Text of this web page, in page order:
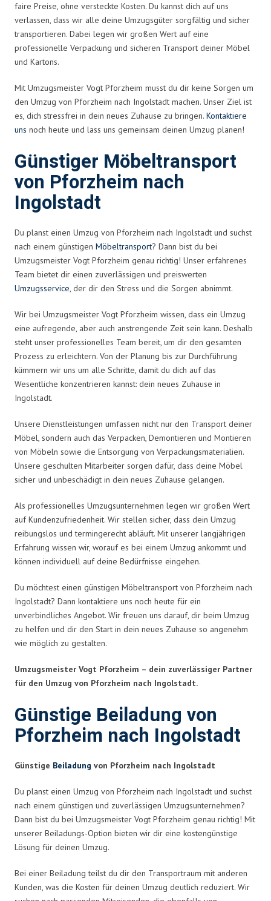
faire Preise, ohne versteckte Kosten. Du kannst dich auf uns
verlassen, dass wir alle deine Umzugsgüter sorgfältig und sicher
transportieren. Dabei legen wir großen Wert auf eine
professionelle Verpackung und sicheren Transport deiner Möbel
und Kartons.
Mit Umzugsmeister Vogt Pforzheim musst du dir keine Sorgen um
den Umzug von Pforzheim nach Ingolstadt machen. Unser Ziel ist
es, dich stressfrei in dein neues Zuhause zu bringen. Kontaktiere
uns noch heute und lass uns gemeinsam deinen Umzug planen!
Günstiger Möbeltransport
von Pforzheim nach
Ingolstadt
Du planst einen Umzug von Pforzheim nach Ingolstadt und suchst
nach einem günstigen Möbeltransport? Dann bist du bei
Umzugsmeister Vogt Pforzheim genau richtig! Unser erfahrenes
Team bietet dir einen zuverlässigen und preiswerten
Umzugsservice, der dir den Stress und die Sorgen abnimmt.
Wir bei Umzugsmeister Vogt Pforzheim wissen, dass ein Umzug
eine aufregende, aber auch anstrengende Zeit sein kann. Deshalb
steht unser professionelles Team bereit, um dir den gesamten
Prozess zu erleichtern. Von der Planung bis zur Durchführung
kümmern wir uns um alle Schritte, damit du dich auf das
Wesentliche konzentrieren kannst: dein neues Zuhause in
Ingolstadt.
Unsere Dienstleistungen umfassen nicht nur den Transport deiner
Möbel, sondern auch das Verpacken, Demontieren und Montieren
von Möbeln sowie die Entsorgung von Verpackungsmaterialien.
Unsere geschulten Mitarbeiter sorgen dafür, dass deine Möbel
sicher und unbeschädigt in dein neues Zuhause gelangen.
Als professionelles Umzugsunternehmen legen wir großen Wert
auf Kundenzufriedenheit. Wir stellen sicher, dass dein Umzug
reibungslos und termingerecht abläuft. Mit unserer langjährigen
Erfahrung wissen wir, worauf es bei einem Umzug ankommt und
können individuell auf deine Bedürfnisse eingehen.
Du möchtest einen günstigen Möbeltransport von Pforzheim nach
Ingolstadt? Dann kontaktiere uns noch heute für ein
unverbindliches Angebot. Wir freuen uns darauf, dir beim Umzug
zu helfen und dir den Start in dein neues Zuhause so angenehm
wie möglich zu gestalten.
Umzugsmeister Vogt Pforzheim – dein zuverlässiger Partner
für den Umzug von Pforzheim nach Ingolstadt.
Günstige Beiladung von
Pforzheim nach Ingolstadt
Günstige Beiladung von Pforzheim nach Ingolstadt
Du planst einen Umzug von Pforzheim nach Ingolstadt und suchst
nach einem günstigen und zuverlässigen Umzugsunternehmen?
Dann bist du bei Umzugsmeister Vogt Pforzheim genau richtig! Mit
unserer Beiladungs-Option bieten wir dir eine kostengünstige
Lösung für deinen Umzug.
Bei einer Beiladung teilst du dir den Transportraum mit anderen
Kunden, was die Kosten für deinen Umzug deutlich reduziert. Wir